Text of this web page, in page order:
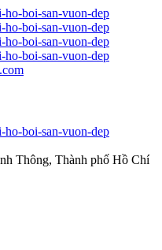
Thông, Thành phố Hồ Chí